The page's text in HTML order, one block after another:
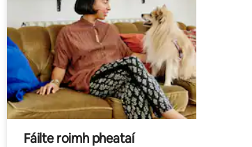
Fáilte roimh pheataí